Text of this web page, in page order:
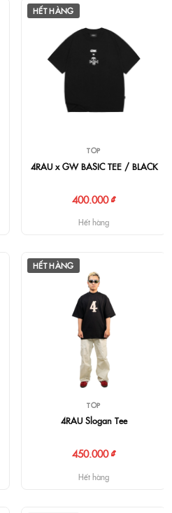
HẾT HÀNG
TOP
4RAU x GW BASIC TEE / BLACK
400.000 ₫
Hết hàng
HẾT HÀNG
TOP
4RAU Slogan Tee
450.000 ₫
Hết hàng